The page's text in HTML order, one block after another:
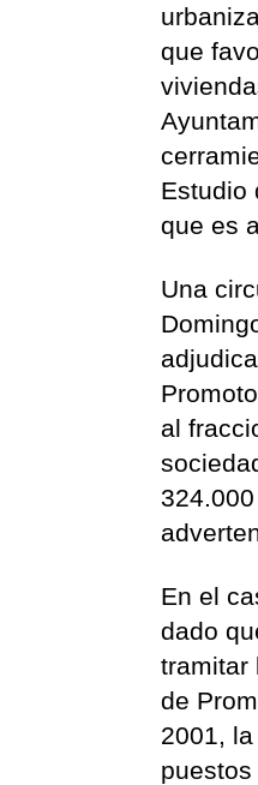
que
Estudio
que es
Una
al
En el
dado
tramitar
de
2001,